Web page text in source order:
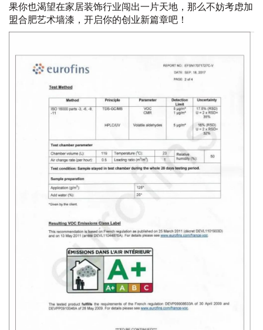
果你也渴望在家居装饰行业闯出一片天地，那么不妨考虑加
盟合肥艺术墙漆，开启你的创业新篇章吧！